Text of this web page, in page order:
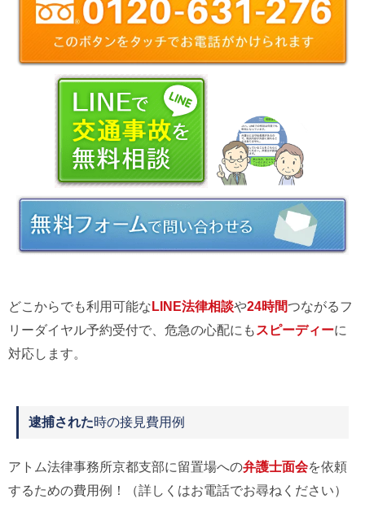
どこからでも利用可能なLINE法律相談や24時間つながるフ
リーダイヤル予約受付で、危急の心配にも スピーディーに
対応します。
逮捕された時の接見費用例
アトム法律事務所京都支部に留置場への弁護士面会を依頼
するための費用例！（詳しくはお電話でお尋ねください）